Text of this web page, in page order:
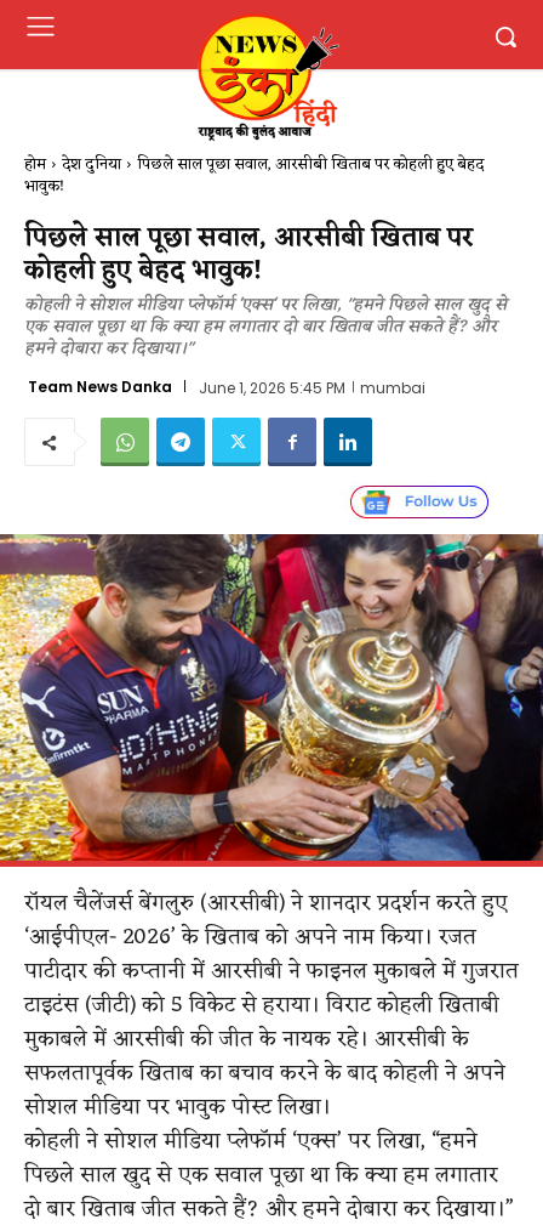
होम देश दुनिया पिछले साल पूछा सवाल, आरसीबी खिताब पर कोहली हुए बेहद
भावुक!
पिछले साल पूछा सवाल, आरसीबी खिताब पर
कोहली हुए बेहद भावुक!
कोहली ने सोशल मीडिया प्लेफॉर्म 'एक्स' पर लिखा, "हमने पिछले साल खुद से
एक सवाल पूछा था कि क्या हम लगातार दो बार खिताब जीत सकते हैं? और
हमने दोबारा कर दिखाया।"
Team News Danka June 1, 2026 5:45 PM mumbai
रॉयल चैलेंजर्स बेंगलुरु (आरसीबी) ने शानदार प्रदर्शन करते हुए
‘आईपीएल- 2026’ के खिताब को अपने नाम किया। रजत
पाटीदार की कप्तानी में आरसीबी ने फाइनल मुकाबले में गुजरात
टाइटंस (जीटी) को 5 विकेट से हराया। विराट कोहली खिताबी
मुकाबले में आरसीबी की जीत के नायक रहे। आरसीबी के
सफलतापूर्वक खिताब का बचाव करने के बाद कोहली ने अपने
सोशल मीडिया पर भावुक पोस्ट लिखा।
कोहली ने सोशल मीडिया प्लेफॉर्म ‘एक्स’ पर लिखा, “हमने
पिछले साल खुद से एक सवाल पूछा था कि क्या हम लगातार
दो बार खिताब जीत सकते हैं? और हमने दोबारा कर दिखाया।”